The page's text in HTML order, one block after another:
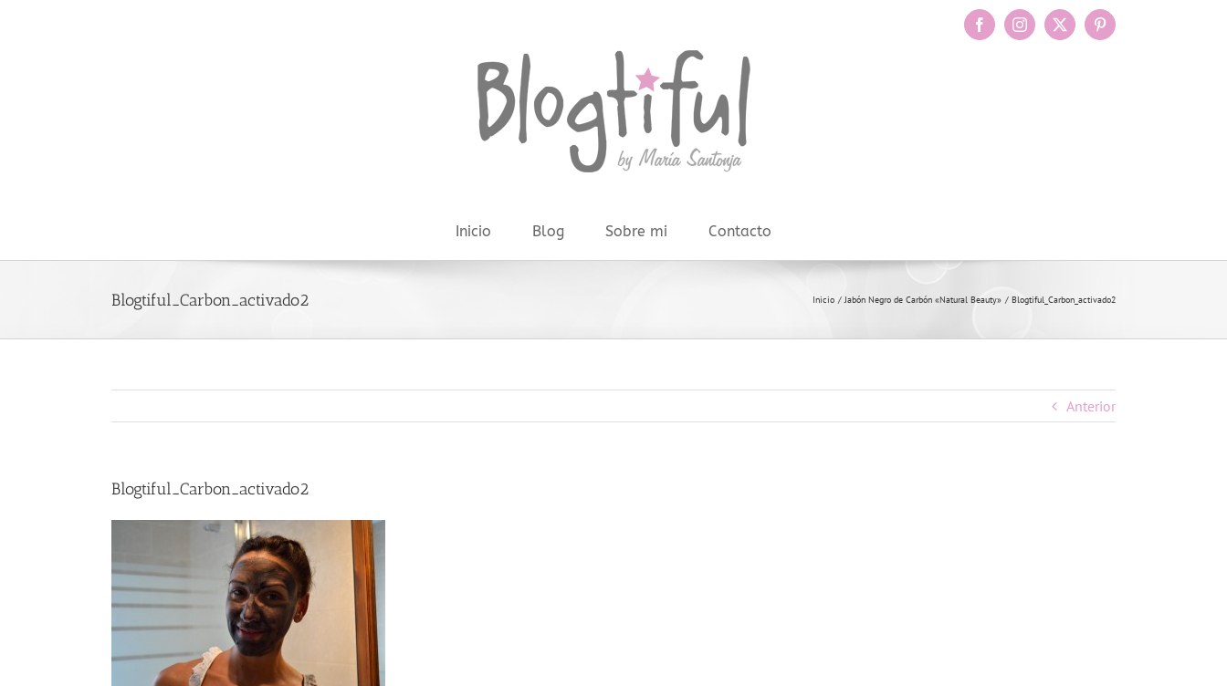
FacebookInstagram
X Pinterest
Inicio Blog Sobre mi Contacto
Blogtiful_Carbon_activado2 Inicio Jabón Negro de Carbón «Natural Beauty» Blogtiful_Carbon_activado2
Anterior
Blogtiful_Carbon_activado2